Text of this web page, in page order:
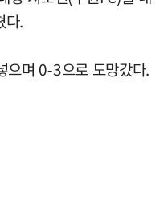
다.
으며 0-3으로 도망갔다.